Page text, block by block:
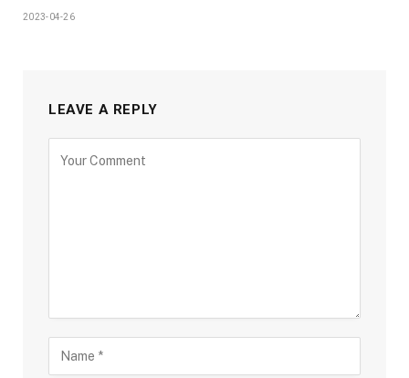
2023-04-26
LEAVE A REPLY